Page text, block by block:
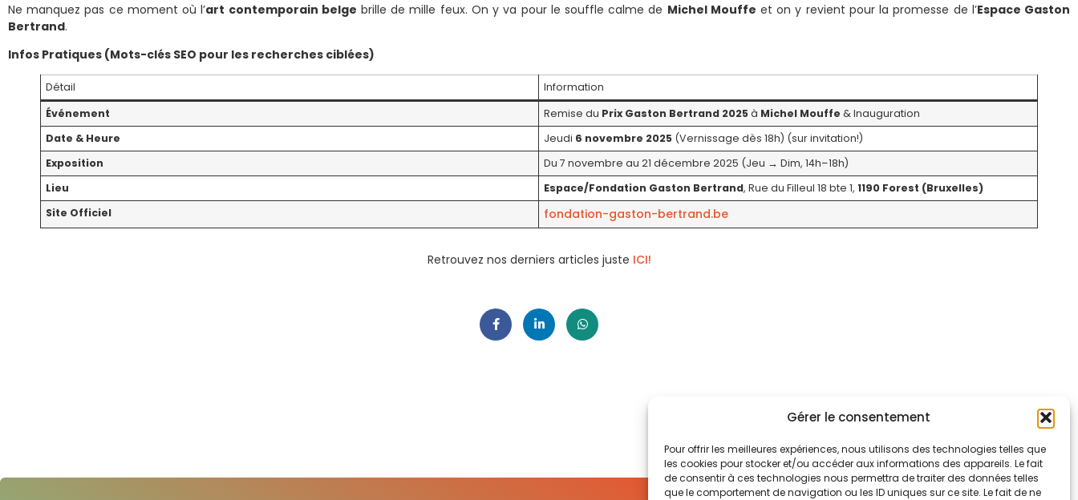
Gérer le consentement
Pour offrir les meilleures expériences, nous utilisons des technologies telles que
les cookies pour stocker et/ou accéder aux informations des appareils. Le fait
de consentir à ces technologies nous permettra de traiter des données telles
que le comportement de navigation ou les ID uniques sur ce site. Le fait de ne
Ne manquez pas ce moment où l’art contemporain belge brille de mille feux. On y va pour le souffle calme de Michel Mouffe et on y revient pour la promesse de l’Espace Gaston
Bertrand.
Infos Pratiques (Mots-clés SEO pour les recherches ciblées)
Détail
Information
Événement
Remise du Prix Gaston Bertrand 2025à Michel Mouffe & Inauguration
Date & Heure
Jeudi 6 novembre 2025 (Vernissage dès 18h) (sur invitation!)
Exposition
Du 7 novembre au 21 décembre 2025 (Jeu → Dim, 14h–18h)
Lieu
Espace/Fondation Gaston Bertrand, Rue du Filleul 18 bte 1, 1190 Forest (Bruxelles)
Site Officiel
fondation-gaston-bertrand.be
Retrouvez nos derniers articles juste ICI!